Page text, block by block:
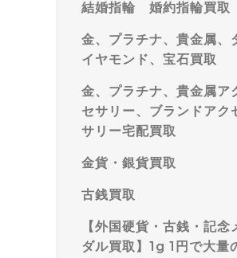
結婚指輪 婚約指輪買取
金、プラチナ、貴金属、
イヤモンド、宝石買取
金、プラチナ、貴金属ア
セサリー、ブランドアク
サリー宅配買取
金貨・銀貨買取
古銭買取
【外国硬貨・古銭・記念
ダル買取】1g 1円で大量